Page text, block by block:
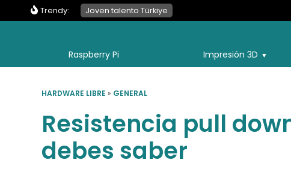
Raspberry Pi Impresión 3D
Trendy: Joven talento Türkiye
HARDWARE LIBRE » GENERAL
Resistencia pull
debes saber